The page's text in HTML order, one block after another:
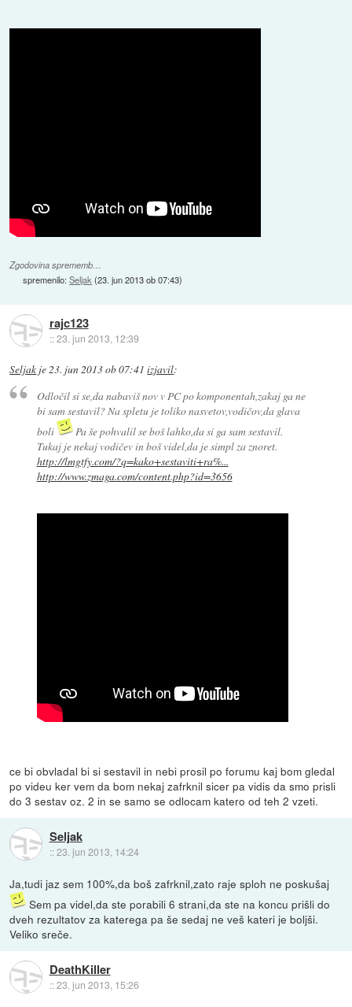
Zgodovina sprememb…
spremenilo:Seljak(23. jun 2013 ob 07:43)
rajc123
::23. jun 2013, 12:39
Seljak je23. jun 2013 ob 07:41 izjavil:
Odločil si se,da nabaviš nov v PC po komponentah,zakaj ga ne
bi sam sestavil? Na spletu je toliko nasvetov,vodičov,da glava
boli
Pa še pohvalil se boš lahko,da si ga sam sestavil.
Tukaj je nekaj vodičev in boš videl,da je simpl za znoret.
http://lmgtfy.com/?q=kako+sestaviti+ra%...
http://www.zmaga.com/content.php?id=3656
ce bi obvladal bi si sestavil in nebi prosil po forumu kaj bom gledal
po videu ker vem da bom nekaj zafrknil sicer pa vidis da smo prisli
do 3 sestav oz. 2 in se samo se odlocam katero od teh 2 vzeti.
Seljak
::23. jun 2013, 14:24
Ja,tudi jaz sem 100%,da boš zafrknil,zato raje sploh ne poskušaj
Sem pa videl,da ste porabili 6 strani,da ste na koncu prišli do
dveh rezultatov za katerega pa še sedaj ne veš kateri je boljši.
Veliko sreče.
DeathKiller
::23. jun 2013, 15:26